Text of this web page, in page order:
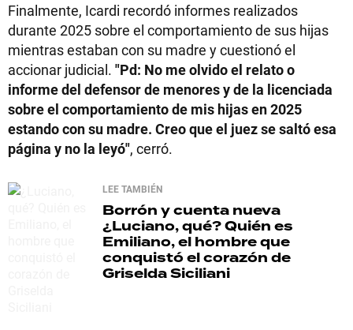
Finalmente, Icardi recordó informes realizados
durante 2025 sobre el comportamiento de sus hijas
mientras estaban con su madre y cuestionó el
accionar judicial. "Pd: No me olvido el relato o
informe del defensor de menores y de la licenciada
sobre el comportamiento de mis hijas en 2025
estando con su madre. Creo que el juez se saltó esa
página y no la leyó", cerró.
LEE TAMBIÉN
Borrón y cuenta nueva
¿Luciano, qué? Quién es
Emiliano, el hombre que
conquistó el corazón de
Griselda Siciliani